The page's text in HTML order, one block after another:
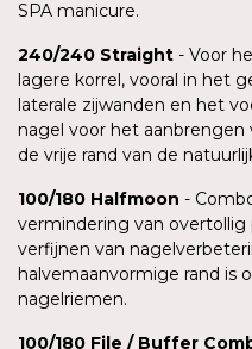
SPA manicure.
240/240 Straight - Voor
lagere korrel, vooral in het
laterale zijwanden en het
nagel voor het
de vrije rand van de
100/180 Halfmoon -
vermindering van
verfijnen van
halvemaanvormige rand is
nagelriemen.
100/180 File / Buffer